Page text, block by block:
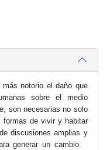
notorio el daño que
sobre el medio
son necesarias no solo
formas de vivir y habitar
discusiones amplias y
generar un cambio.